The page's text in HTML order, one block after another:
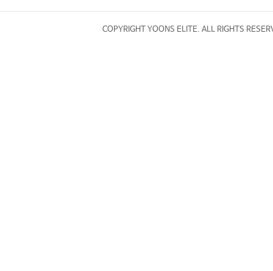
COPYRIGHT YOONS ELITE. ALL RIGHTS